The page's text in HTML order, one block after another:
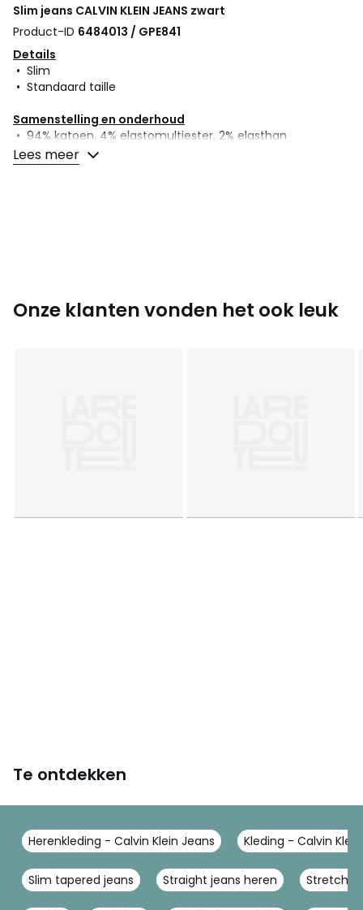
Slim jeans CALVIN KLEIN JEANS zwart
Product-ID 6484013 / GPE841
Details
• Slim
• Standaard taille
Samenstelling en onderhoud
• 94% katoen, 4% elastomultiester, 2% elasthan
• Onderhoud : zie etiket
Lees meer
Onze klanten vonden het ook leuk
Te ontdekken
Herenkleding - Calvin Klein Jeans Kleding - Calvin
Slim tapered jeans Straight jeans heren Stretch